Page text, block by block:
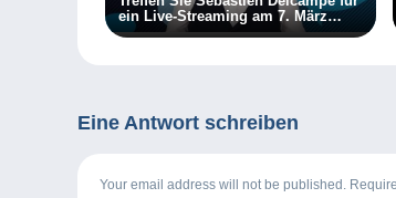
ein Live-Streaming am 7. März
2024!
Eine Antwort schreiben
Your email address will not be published.